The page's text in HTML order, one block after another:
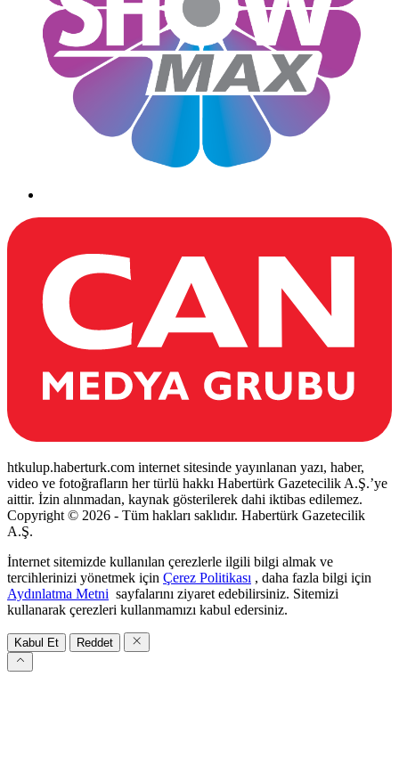
htkulup.haberturk.com internet sitesinde yayınlanan yazı, haber,
video ve fotoğrafların her türlü hakkı Habertürk Gazetecilik A.Ş.’ye
aittir. İzin alınmadan, kaynak gösterilerek dahi iktibas edilemez.
Copyright © 2026 - Tüm hakları saklıdır. Habertürk Gazetecilik
A.Ş.
İnternet sitemizde kullanılan çerezlerle ilgili bilgi almak ve
tercihlerinizi yönetmek için Çerez Politikası , daha fazla bilgi için
Aydınlatma Metni sayfalarını ziyaret edebilirsiniz. Sitemizi
kullanarak çerezleri kullanmamızı kabul edersiniz.
Kabul Et Reddet